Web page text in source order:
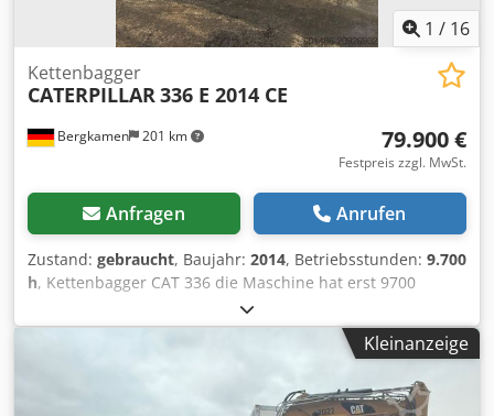
1 / 16
Bergkamen 201 km
Kettenbagger
CATERPILLAR336 E 2014 CE
79.900 €
Festpreis zzgl. MwSt.
Anfragen Anrufen
Zustand: gebraucht, Baujahr: 2014, Betriebsstunden: 9.700
h, Kettenbagger CAT 336 die Maschine hat erst 9700
Betriebsstunden und ist in guten Zustand Einsatzgewicht
ca. 36.800 kg Dedpfx Akjx Tyq Aopskr
Kleinanzeige